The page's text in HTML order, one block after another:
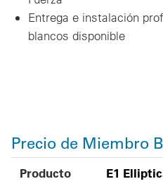
Entrega e instalación
blancos disponible
Precio de Miembro
Producto
Precios para Miembros de
MSRP
Producto
E1